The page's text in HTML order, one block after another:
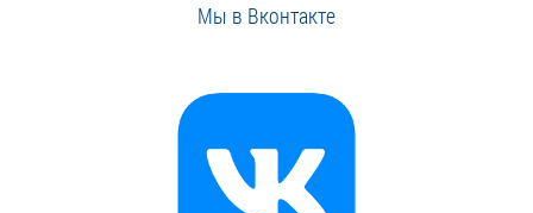
Мы в Вконтакте